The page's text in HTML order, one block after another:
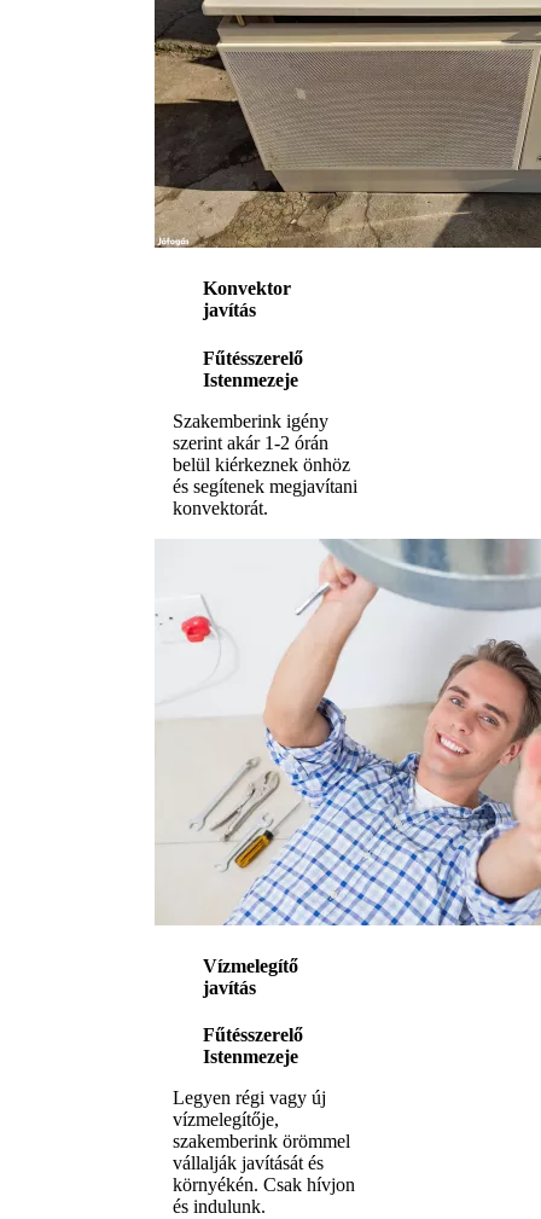
Konvektor
javítás
Fűtésszerelő
Istenmezeje
Szakemberink igény
szerint akár 1-2 órán
belül kiérkeznek önhöz
és segítenek megjavítani
konvektorát.
Vízmelegítő
javítás
Fűtésszerelő
Istenmezeje
Legyen régi vagy új
vízmelegítője,
szakemberink örömmel
vállalják javítását és
környékén. Csak hívjon
és indulunk.